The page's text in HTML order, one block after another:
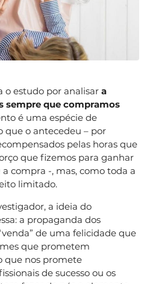
o estudo por analisar a
sempre que compramos
é uma espécie de
que o antecedeu – por
pelas horas que
que fizemos para ganhar
compra -, mas, como toda a
limitado.
a ideia do
a propaganda dos
de uma felicidade que
que prometem
que nos promete
de sucesso ou os